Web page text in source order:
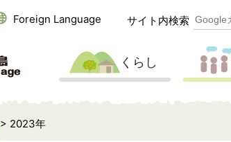
Foreign Language サイト内検索
くらし
> 2023年